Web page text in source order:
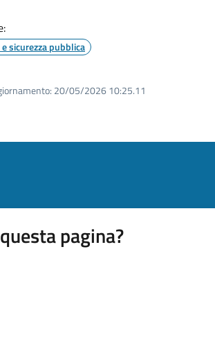
sicurezza pubblica
20/05/2026 10:25.11
pagina?